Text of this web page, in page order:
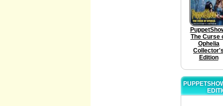
The Curse
Ophelia
Edition